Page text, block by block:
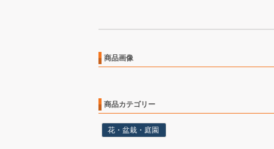
商品画像
商品カテゴリー
花・盆栽・庭園